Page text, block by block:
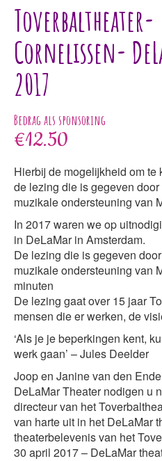
Cornelissen-
2017
€12.50
Hierbij de mogelijkheid om
de lezing die is gegeven
muzikale ondersteuning van
In 2017 waren we op
in DeLaMar in Amsterdam.
De lezing die is gegeven
muzikale ondersteuning van
minuten
De lezing gaat over 15 jaar
mensen die er werken, de
‘Als je je beperkingen kent,
werk gaan’ – Jules Deelder
Joop en Janine van den
DeLaMar Theater nodigen u
directeur van het
van harte uit in het DeLaMar
theaterbelevenis van het
30 april 2017 – DeLaMar